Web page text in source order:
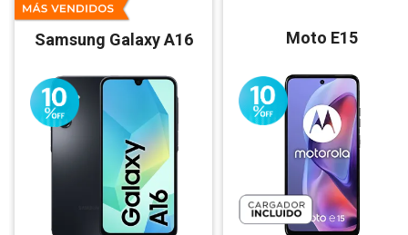
Samsung Galaxy A16 Moto E15